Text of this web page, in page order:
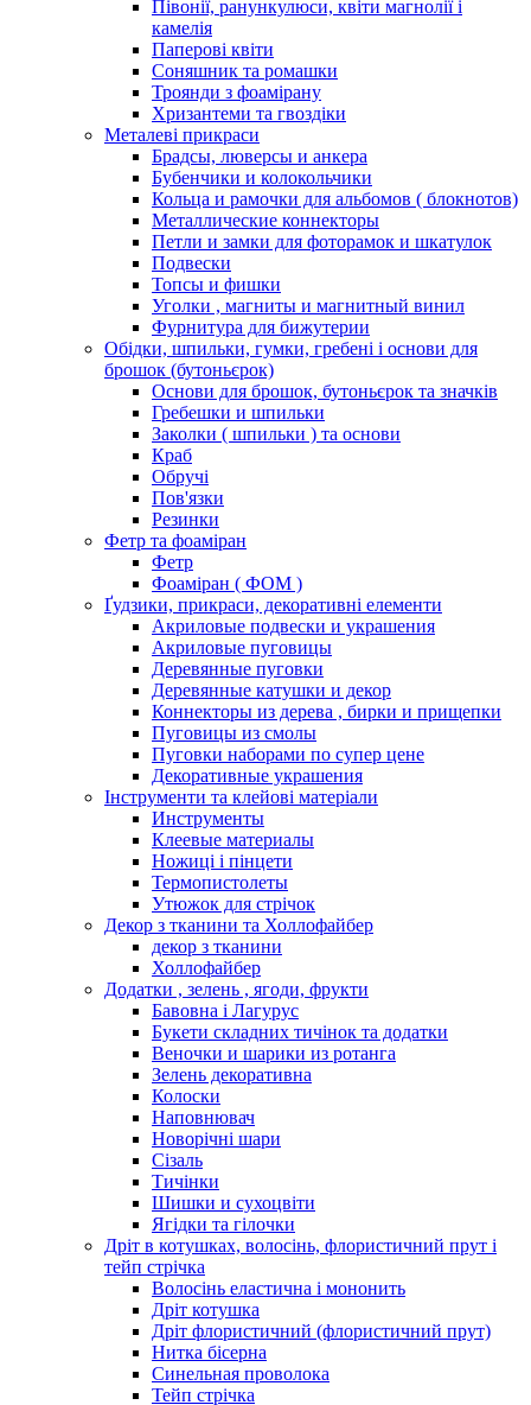
Півонії, ранункулюси, квіти магнолії і
камелія
Паперові квіти
Соняшник та ромашки
Троянди з фоамірану
Хризантеми та гвоздіки
Металеві прикраси
Брадсы, люверсы и анкера
Бубенчики и колокольчики
Кольца и рамочки для альбомов ( блокнотов)
Металлические коннекторы
Петли и замки для фоторамок и шкатулок
Подвески
Топсы и фишки
Уголки , магниты и магнитный винил
Фурнитура для бижутерии
Обідки, шпильки, гумки, гребені і основи для
брошок (бутоньєрок)
Основи для брошок, бутоньєрок та значків
Гребешки и шпильки
Заколки ( шпильки ) та основи
Краб
Обручі
Пов'язки
Резинки
Фетр та фоаміран
Фетр
Фоаміран ( ФОМ )
Ґудзики, прикраси, декоративні елементи
Акриловые подвески и украшения
Акриловые пуговицы
Деревянные пуговки
Деревянные катушки и декор
Коннекторы из дерева , бирки и прищепки
Пуговицы из смолы
Пуговки наборами по супер цене
Декоративные украшения
Інструменти та клейові матеріали
Инструменты
Клеевые материалы
Ножиці і пінцети
Термопистолеты
Утюжок для стрічок
Декор з тканини та Холлофайбер
декор з тканини
Холлофайбер
Додатки , зелень , ягоди, фрукти
Бавовна і Лагурус
Букети складних тичінок та додатки
Веночки и шарики из ротанга
Зелень декоративна
Колоски
Наповнювач
Новорічні шари
Сізаль
Тичінки
Шишки и сухоцвіти
Ягідки та гілочки
Дріт в котушках, волосінь, флористичний прут і
тейп стрічка
Волосінь еластична і мононить
Дріт котушка
Дріт флористичний (флористичний прут)
Нитка бісерна
Синельная проволока
Тейп стрічка